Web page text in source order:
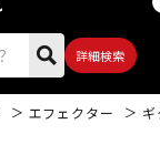
詳細検索
エフェクター